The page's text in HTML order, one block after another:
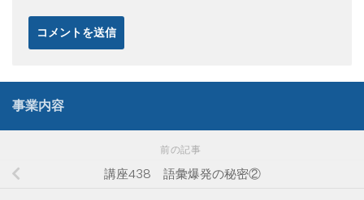
事業内容
前の記事
講座438 語彙爆発の秘密②